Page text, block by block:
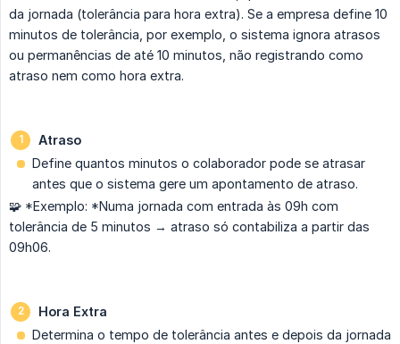
da jornada (tolerância para hora extra). Se a empresa define 10
minutos de tolerância, por exemplo, o sistema ignora atrasos
ou permanências de até 10 minutos, não registrando como
atraso nem como hora extra.
Atraso
Define quantos minutos o colaborador pode se atrasar
antes que o sistema gere um apontamento de atraso.
🧩 *Exemplo: *Numa jornada com entrada às 09h com
tolerância de 5 minutos → atraso só contabiliza a partir das
09h06.
Hora Extra
Determina o tempo de tolerância antes e depois da jornada